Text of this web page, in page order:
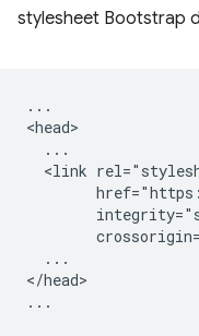
stylesheet Bootstrap
...
<head>
  ...
<link
  ...
</head>